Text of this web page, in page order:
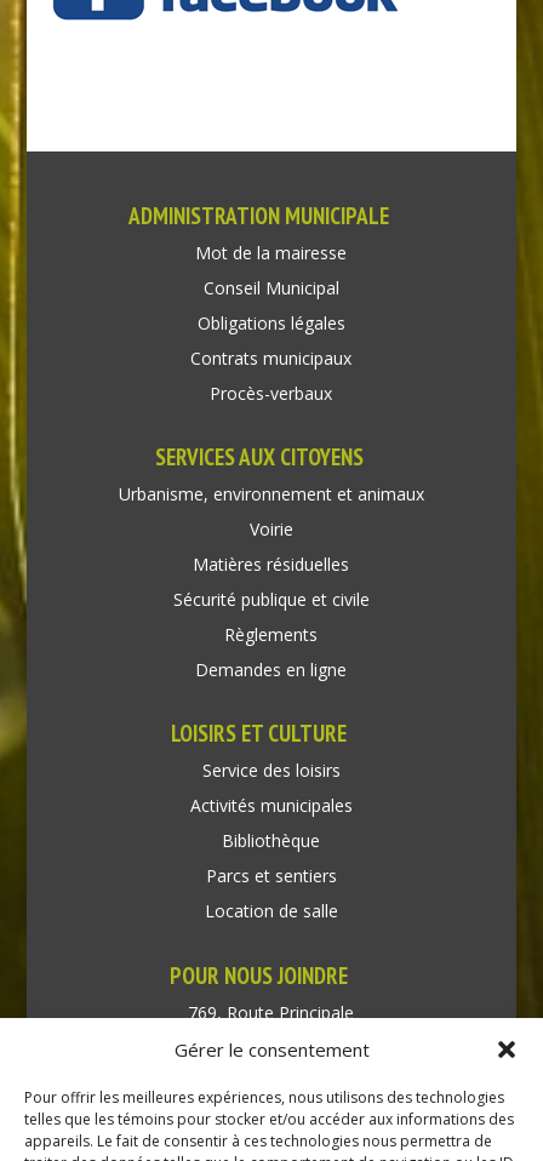
Gérer le consentement
Pour offrir les meilleures expériences, nous utilisons des technologies
telles que les témoins pour stocker et/ou accéder aux informations des
appareils. Le fait de consentir à ces technologies nous permettra de
ADMINISTRATION MUNICIPALE
Mot de la mairesse
Conseil Municipal
Obligations légales
Contrats municipaux
Procès-verbaux
SERVICES AUX CITOYENS
Urbanisme, environnement et animaux
Voirie
Matières résiduelles
Sécurité publique et civile
Règlements
Demandes en ligne
LOISIRS ET CULTURE
Service des loisirs
Activités municipales
Bibliothèque
Parcs et sentiers
Location de salle
POUR NOUS JOINDRE
769, Route Principale
Très-Saint-Rédempteur
Téléphone : (450) 451-5203